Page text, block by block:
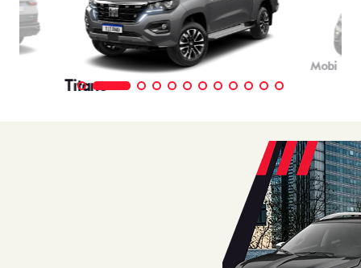
Titano
Mobi